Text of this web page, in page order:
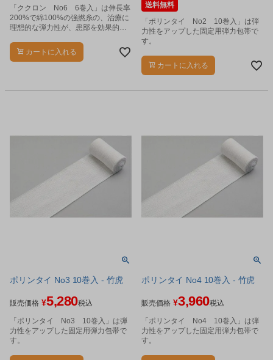
「ククロン No6 6巻入」は伸長率
200%で綿100%の強撚糸の、治療に
理想的な弾力性が、患部を効果的に
カートに入れる
送料無料
「ポリンタイ No2 10巻入」は弾
力性をアップした固定用弾力包帯で
す。
カートに入れる
ポリンタイ No3 10巻入 - 竹虎
販売価格 ¥5,280税込
「ポリンタイ No3 10巻入」は弾
力性をアップした固定用弾力包帯で
す。
ポリンタイ No4 10巻入 - 竹虎
販売価格 ¥3,960税込
「ポリンタイ No4 10巻入」は弾
力性をアップした固定用弾力包帯で
す。